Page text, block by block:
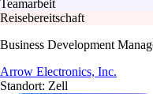
Teamarbeit
Reisebereitschaft
Business Development
Arrow Electronics, Inc.
Standort: Zell